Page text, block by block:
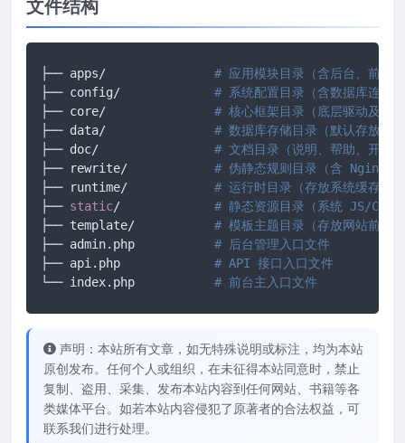
文件结构
# 应用模块目录（含后台、前台
# 系统配置目录（含数据库连接
# 核心框架目录（底层驱动及框
# 数据库存储目录（默认存放
# 文档目录（说明、帮助、开发
# 伪静态规则目录（含 Nginx/
# 运行时目录（存放系统缓存、
├── static
# 静态资源目录（系统 JS/CSS
# 模板主题目录（存放网站前端
# 后台管理入口文件
# API 接口入口文件
# 前台主入口文件
声明：本站所有文章，如无特殊说明或标注，均为本站
原创发布。任何个人或组织，在未征得本站同意时，禁止
复制、盗用、采集、发布本站内容到任何网站、书籍等各
类媒体平台。如若本站内容侵犯了原著者的合法权益，可
联系我们进行处理。